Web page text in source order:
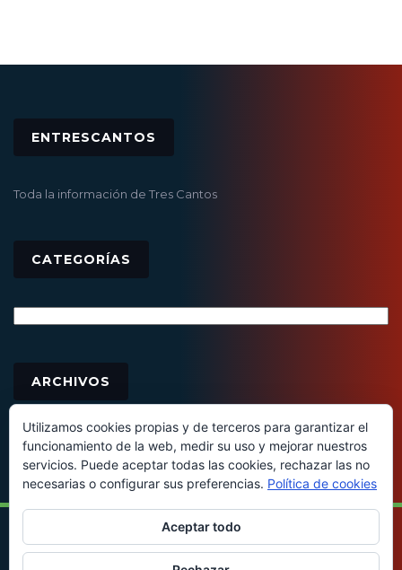
ENTRESCANTOS
Toda la información de Tres Cantos
CATEGORÍAS
ARCHIVOS
© 2016 - Todos los derechos reservados
Utilizamos cookies propias y de terceros para garantizar el
funcionamiento de la web, medir su uso y mejorar nuestros
servicios. Puede aceptar todas las cookies, rechazar las no
necesarias o configurar sus preferencias. Política de cookies
Aceptar todo